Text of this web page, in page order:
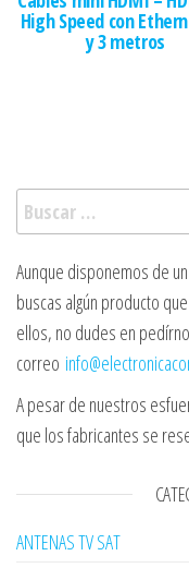
High Speed con
y 3 metros
Buscar:
Aunque disponemos de
buscas algún producto
ellos, no dudes en
correo
A pesar de nuestros
que los fabricantes se
ANTENAS TV SAT